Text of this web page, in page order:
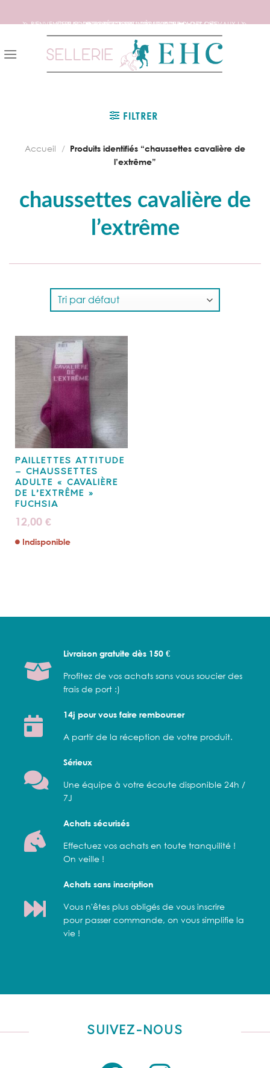
🦄 BIENVENUE SUR NOTRE SITE DEDIE AUX AMOUREUX DES CHEVAUX ! 🦄
📦 FRAIS DE PORT OFFERTS DÈS 150€ D’ACHATS ! 📦
❤️ EXPÉDITIONS WORLDWIDE ❤️
content
chaussettes cavalière de
l’extrême
Accueil / Produits identifiés “chaussettes cavalière de
l’extrême”
FILTRER
PAILLETTES ATTITUDE
– CHAUSSETTES
ADULTE « CAVALIÈRE
DE L’EXTRÊME »
FUCHSIA
12,00 €
Indisponible
Livraison gratuite dès 150 €
Profitez de vos achats sans vous soucier des
frais de port :)
14j pour vous faire rembourser
A partir de la réception de votre produit.
Sérieux
Une équipe à votre écoute disponible 24h /
7J
Achats sécurisés
Effectuez vos achats en toute tranquilité !
On veille !
Achats sans inscription
Vous n'êtes plus obligés de vous inscrire
pour passer commande, on vous simplifie la
vie !
SUIVEZ-NOUS